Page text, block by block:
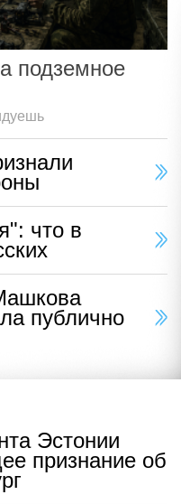
подземное
что в
публично
Эстонии
признание об